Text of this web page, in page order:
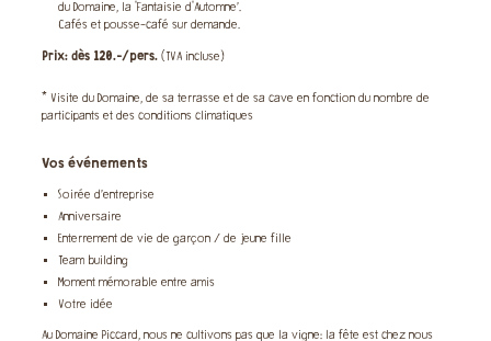
du Domaine, la ‘Fantaisie d'Automne’.
Cafés et pousse-café sur demande.
Prix: dès 120.-/pers. (TVA incluse)
* Visite du Domaine, de sa terrasse et de sa cave en fonction du nombre de
participants et des conditions climatiques
Vos événements
Soirée d’entreprise
Anniversaire
Enterrement de vie de garçon / de jeune fille
Team building
Moment mémorable entre amis
Votre idée
Au Domaine Piccard, nous ne cultivons pas que la vigne: la fête est chez nous